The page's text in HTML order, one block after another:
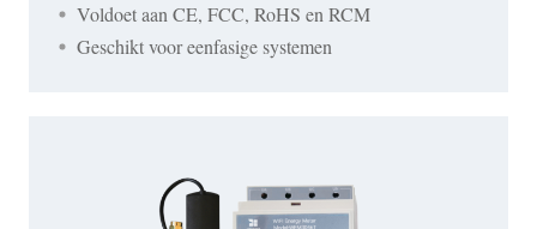
Voldoet aan CE, FCC, RoHS en RCM
Geschikt voor eenfasige systemen